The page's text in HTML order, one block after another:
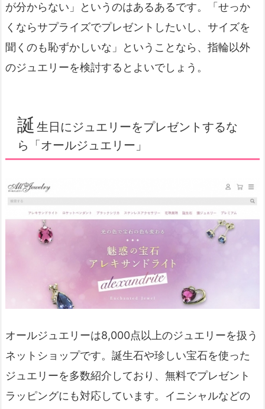
が分からない」というのはあるあるです。「せっか
くならサプライズでプレゼントしたいし、サイズを
聞くのも恥ずかしいな」ということなら、指輪以外
のジュエリーを検討するとよいでしょう。
誕 生日にジュエリーをプレゼントするな
ら「オールジュエリー」
オールジュエリーは8,000点以上のジュエリーを扱う
ネットショップです。誕生石や珍しい宝石を使った
ジュエリーを多数紹介しており、無料でプレゼント
ラッピングにも対応しています。イニシャルなどの